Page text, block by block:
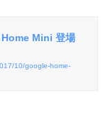
Mini 登場
10/google-home-